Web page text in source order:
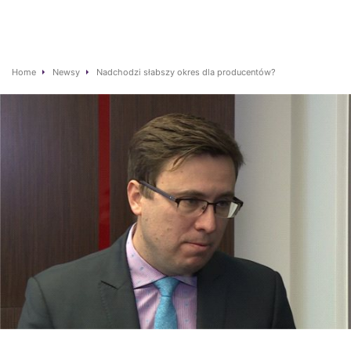
Home Newsy Nadchodzi słabszy okres dla producentów?